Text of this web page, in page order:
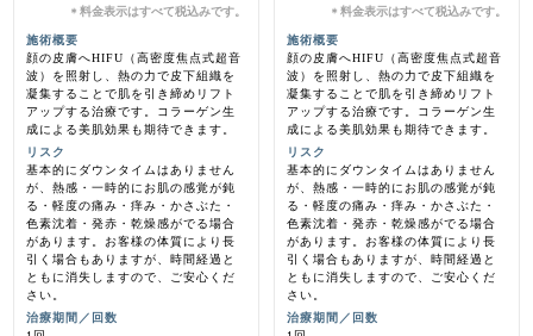
＊料金表示はすべて税込みです。
施術概要
顔の皮膚へHIFU（高密度焦点式超音
波）を照射し、熱の力で皮下組織を
凝集することで肌を引き締めリフト
アップする治療です。コラーゲン生
成による美肌効果も期待できます。
リスク
基本的にダウンタイムはありません
が、熱感・一時的にお肌の感覚が鈍
る・軽度の痛み・痒み・かさぶた・
色素沈着・発赤・乾燥感がでる場合
があります。お客様の体質により長
引く場合もありますが、時間経過と
ともに消失しますので、ご安心くだ
さい。
治療期間／回数
＊ 料金表示はすべて税込みです。
施術概要
顔の皮膚へHIFU（高密度焦点式超音
波）を照射し、熱の力で皮下組織を
凝集することで肌を引き締めリフト
アップする治療です。コラーゲン生
成による美肌効果も期待できます。
リスク
基本的にダウンタイムはありません
が、熱感・一時的にお肌の感覚が鈍
る・軽度の痛み・痒み・かさぶた・
色素沈着・発赤・乾燥感がでる場合
があります。お客様の体質により長
引く場合もありますが、時間経過と
ともに消失しますので、ご安心くだ
さい。
治療期間／回数